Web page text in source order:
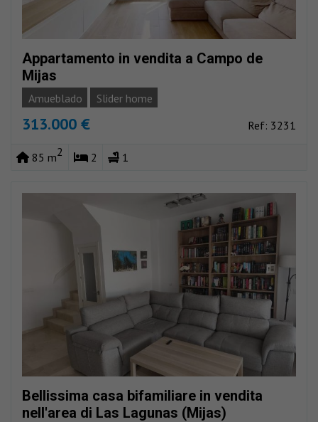
Appartamento in vendita a Campo de
Mijas
Amueblado Slider home
313.000 € Ref: 3231
85 m2 2 1
Bellissima casa bifamiliare in vendita
nell'area di Las Lagunas (Mijas)